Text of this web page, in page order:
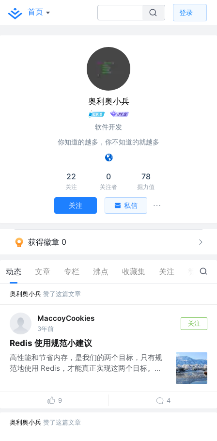
首页 登录
奥利奥小兵
软件开发
你知道的越多，你不知道的就越多
22
关注
0
关注者
78
掘力值
关注 私信
获得徽章 0
动态 文章 专栏 沸点 收藏集 关注 11
奥利奥小兵 赞了这篇文章
MaccoyCookies
3年前
关注
Redis 使用规范小建议
高性能和节省内存，是我们的两个目标，只有规
范地使用 Redis，才能真正实现这两个目标。...
9 4
奥利奥小兵 赞了这篇文章